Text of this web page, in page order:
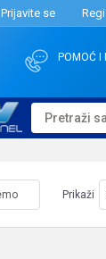
Prijavite se
POMOĆ I
Pretraži
Prikaži